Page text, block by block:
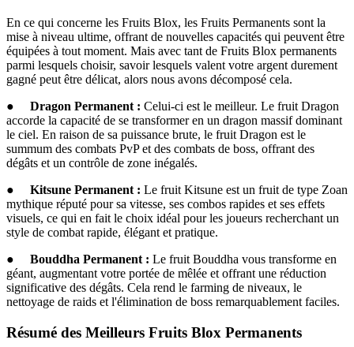
En ce qui concerne les Fruits Blox, les Fruits Permanents sont la
mise à niveau ultime, offrant de nouvelles capacités qui peuvent être
équipées à tout moment. Mais avec tant de Fruits Blox permanents
parmi lesquels choisir, savoir lesquels valent votre argent durement
gagné peut être délicat, alors nous avons décomposé cela.
● Dragon Permanent : Celui-ci est le meilleur. Le fruit Dragon
accorde la capacité de se transformer en un dragon massif dominant
le ciel. En raison de sa puissance brute, le fruit Dragon est le
summum des combats PvP et des combats de boss, offrant des
dégâts et un contrôle de zone inégalés.
● Kitsune Permanent : Le fruit Kitsune est un fruit de type Zoan
mythique réputé pour sa vitesse, ses combos rapides et ses effets
visuels, ce qui en fait le choix idéal pour les joueurs recherchant un
style de combat rapide, élégant et pratique.
● Bouddha Permanent : Le fruit Bouddha vous transforme en
géant, augmentant votre portée de mêlée et offrant une réduction
significative des dégâts. Cela rend le farming de niveaux, le
nettoyage de raids et l'élimination de boss remarquablement faciles.
Résumé des Meilleurs Fruits Blox Permanents